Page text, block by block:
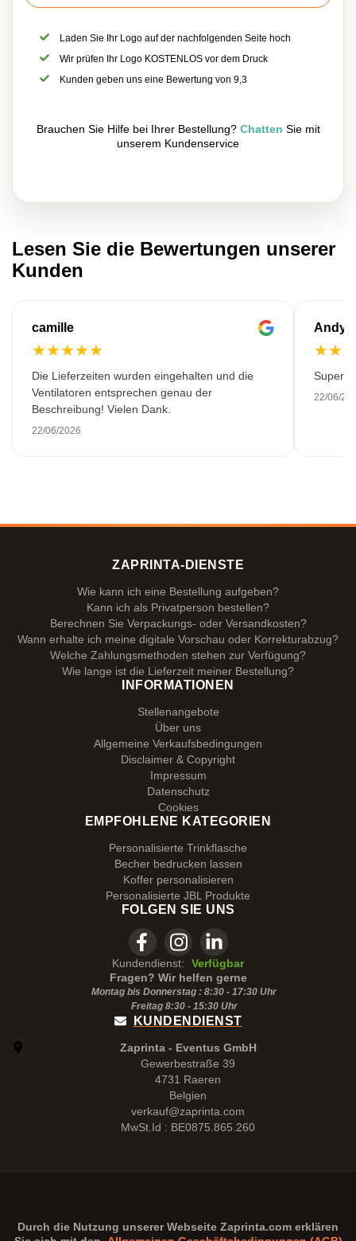
Laden Sie Ihr Logo auf der nachfolgenden Seite hoch
Wir prüfen Ihr Logo KOSTENLOS vor dem Druck
Kunden geben uns eine Bewertung von 9,3
Brauchen Sie Hilfe bei Ihrer Bestellung? Chatten Sie mit
unserem Kundenservice
Lesen Sie die Bewertungen unserer
Kunden
camille
★★★★★
Die Lieferzeiten wurden eingehalten und die
Ventilatoren entsprechen genau der
Beschreibung! Vielen Dank.
22/06/2026
Andy
★★
Super
22/06/
ZAPRINTA-DIENSTE
Wie kann ich eine Bestellung aufgeben?
Kann ich als Privatperson bestellen?
Berechnen Sie Verpackungs- oder Versandkosten?
Wann erhalte ich meine digitale Vorschau oder Korrekturabzug?
Welche Zahlungsmethoden stehen zur Verfügung?
Wie lange ist die Lieferzeit meiner Bestellung?
INFORMATIONEN
Stellenangebote
Über uns
Allgemeine Verkaufsbedingungen
Disclaimer & Copyright
Impressum
Datenschutz
Cookies
EMPFOHLENE KATEGORIEN
Personalisierte Trinkflasche
Becher bedrucken lassen
Koffer personalisieren
Personalisierte JBL Produkte
FOLGEN SIE UNS
Kundendienst:
Verfügbar
Fragen? Wir helfen gerne
Montag bis Donnerstag : 8:30 - 17:30 Uhr
Freitag 8:30 - 15:30Uhr
KUNDENDIENST
Zaprinta - Eventus GmbH
Gewerbestraße 39
4731 Raeren
Belgien
verkauf@zaprinta.com
MwSt.Id : BE0875.865.260
Durch die Nutzung unserer Webseite Zaprinta.com erklären